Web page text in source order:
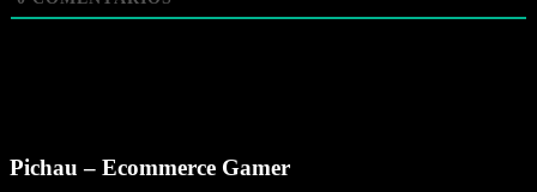
Pichau – Ecommerce Gamer